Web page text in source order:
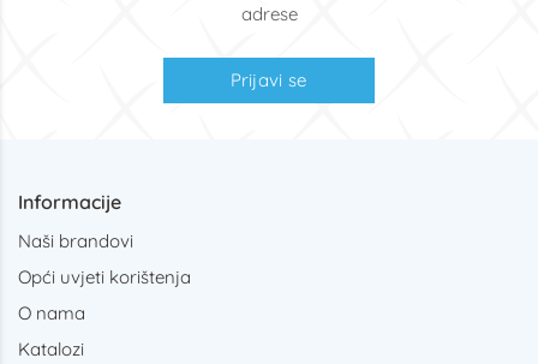
adrese
Prijavi se
Informacije
Naši brandovi
Opći uvjeti korištenja
O nama
Katalozi